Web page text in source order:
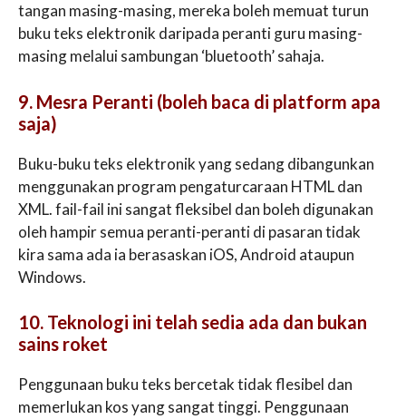
tangan masing-masing, mereka boleh memuat turun
buku teks elektronik daripada peranti guru masing-
masing melalui sambungan ‘bluetooth’ sahaja.
9. Mesra Peranti (boleh baca di platform apa
saja)
Buku-buku teks elektronik yang sedang dibangunkan
menggunakan program pengaturcaraan HTML dan
XML. fail-fail ini sangat fleksibel dan boleh digunakan
oleh hampir semua peranti-peranti di pasaran tidak
kira sama ada ia berasaskan iOS, Android ataupun
Windows.
10. Teknologi ini telah sedia ada dan bukan
sains roket
Penggunaan buku teks bercetak tidak flesibel dan
memerlukan kos yang sangat tinggi. Penggunaan